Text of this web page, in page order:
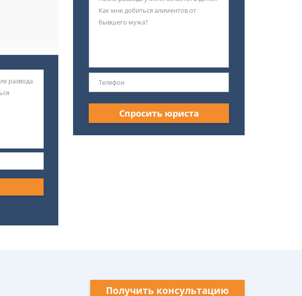
Спросить юриста
Получить консультацию